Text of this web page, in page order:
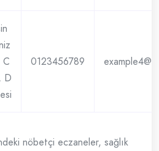
C
D
0123456789
nöbetçi eczaneler, sağlık